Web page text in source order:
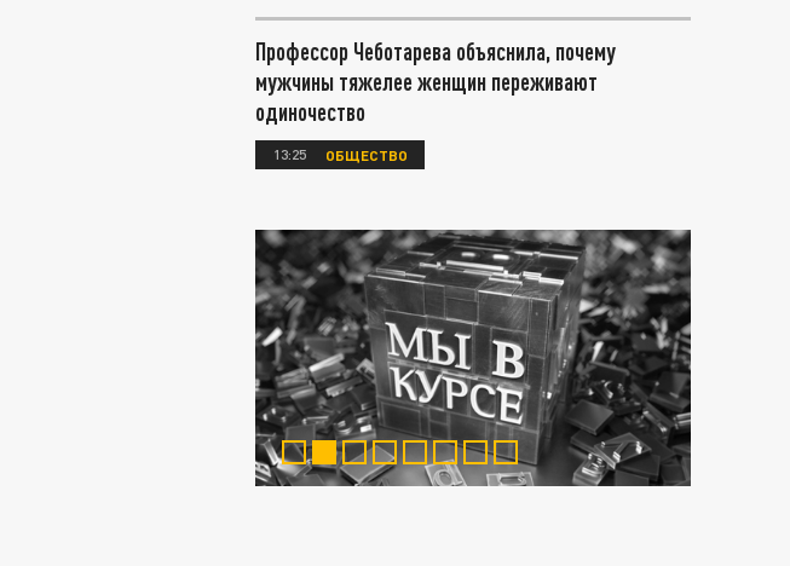
Профессор Чеботарева объяснила, почему
мужчины тяжелее женщин переживают
одиночество
13:25 ОБЩЕСТВО